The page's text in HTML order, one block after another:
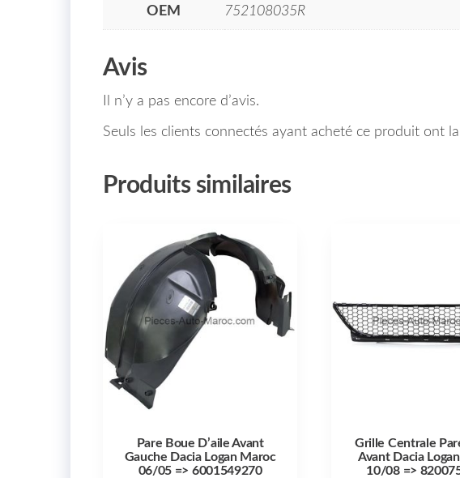
OEM 752108035R
Avis
Il n’y a pas encore d’avis.
Seuls les clients connectés ayant acheté ce produit ont
Produits similaires
Pare Boue D’aile Avant
Gauche Dacia Logan Maroc
06/05 => 6001549270
Grille Centrale
Avant Dacia
10/08 =>